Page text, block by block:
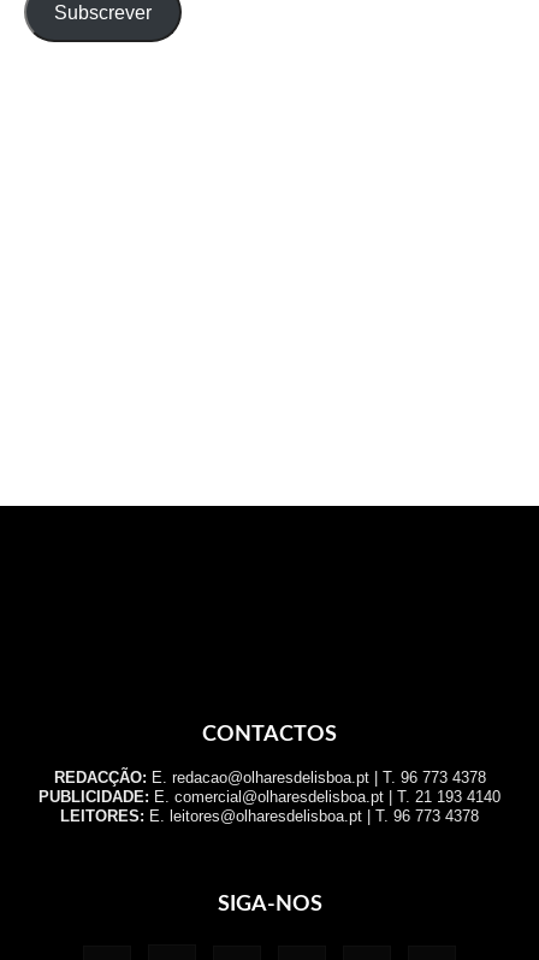
Subscrever
CONTACTOS
REDACÇÃO: E. redacao@olharesdelisboa.pt | T. 96 773 4378
PUBLICIDADE: E. comercial@olharesdelisboa.pt | T. 21 193 4140
LEITORES: E. leitores@olharesdelisboa.pt | T. 96 773 4378
SIGA-NOS